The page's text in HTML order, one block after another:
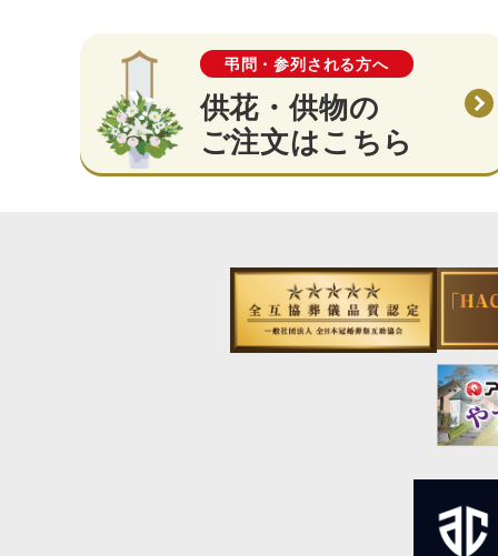
弔問・参列される方へ
供花・供物の
ご注文はこちら